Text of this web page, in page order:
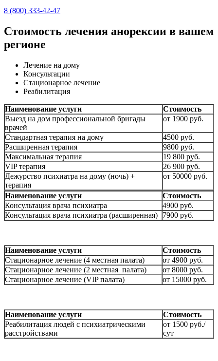
8 (800) 333-42-47
Стоимость лечения анорексии в вашем
регионе
Лечение на дому
Консультации
Стационарное лечение
Реабилитация
Наименование услуги
Стоимость
Выезд на дом профессиональной бригады
врачей
от 1900 руб.
Стандартная терапия на дому
4500 руб.
Расширенная терапия
9800 руб.
Максимальная терапия
19 800 руб.
VIP терапия
26 900 руб.
Дежурство психиатра на дому (ночь) +
терапия
от 50000 руб.
Наименование услуги
Стоимость
Консультация врача психиатра
4900 руб.
Консультация врача психиатра (расширенная)
7900 руб.
Наименование услуги
Стоимость
Стационарное лечение (4 местная палата)
от 4900 руб.
Стационарное лечение (2 местная палата)
от 8000 руб.
Стационарное лечение (VIP палата)
от 15000 руб.
Наименование услуги
Стоимость
Реабилитация людей с психиатрическими
расстройствами
от 1500 руб./
сут